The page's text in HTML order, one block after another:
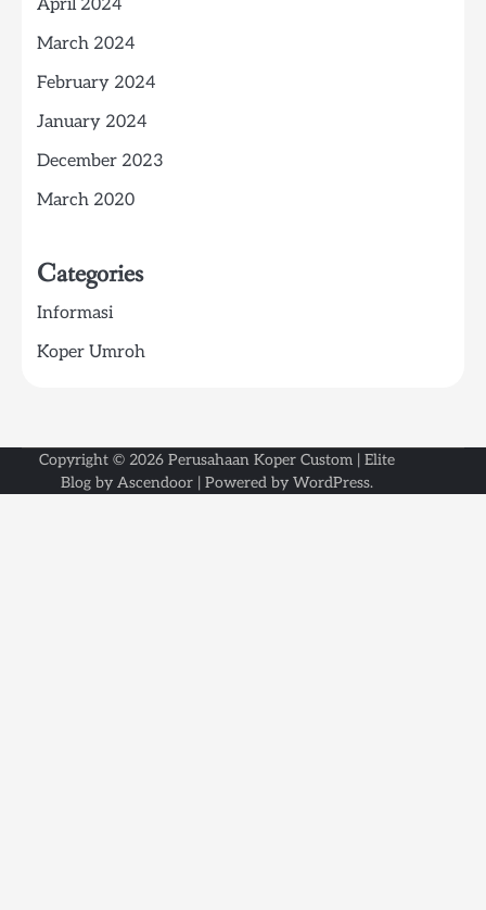
April 2024
March 2024
February 2024
January 2024
December 2023
March 2020
Categories
Informasi
Koper Umroh
Copyright © 2026 Perusahaan Koper Custom | Elite
Blog by Ascendoor | Powered by WordPress.